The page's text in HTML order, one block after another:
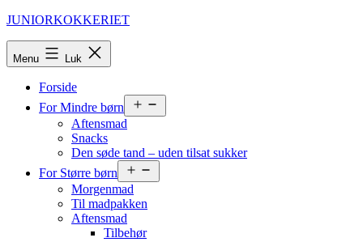
Fortsæt
JUNIORKOKKERIET
Menu Luk
Forside
For Mindre børn
menu
Aftensmad
Snacks
Den søde tand – uden tilsat sukker
For Større børn
menu
Morgenmad
Til madpakken
Aftensmad
Tilbehør